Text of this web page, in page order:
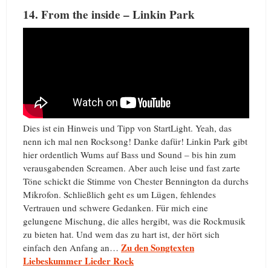
14. From the inside – Linkin Park
Dies ist ein Hinweis und Tipp von StartLight. Yeah, das
nenn ich mal nen Rocksong! Danke dafür! Linkin Park gibt
hier ordentlich Wums auf Bass und Sound – bis hin zum
verausgabenden Screamen. Aber auch leise und fast zarte
Töne schickt die Stimme von Chester Bennington da durchs
Mikrofon. Schließlich geht es um Lügen, fehlendes
Vertrauen und schwere Gedanken. Für mich eine
gelungene Mischung, die alles hergibt, was die Rockmusik
zu bieten hat. Und wem das zu hart ist, der hört sich
einfach den Anfang an… Zu den Songtexten
Liebeskummer Lieder Rock